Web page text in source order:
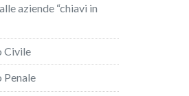
aziende “chiavi in
Civile